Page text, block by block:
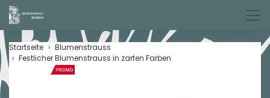
Startseite
Blumenstrauss
Festlicher Blumenstrauss in zarten Farben